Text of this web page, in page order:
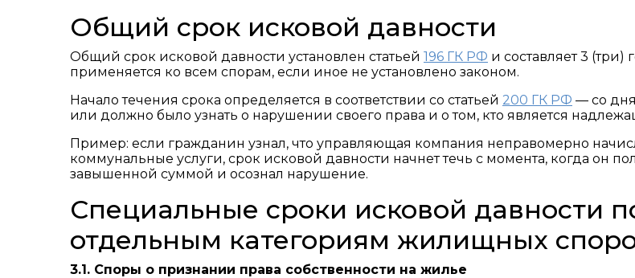
Общий срок исковой давности
Общий срок исковой давности установлен статьей 196 ГК РФ и составляет 3 (три)
применяется ко всем спорам, если иное не установлено законом.
Начало течения срока определяется в соответствии со статьей 200 ГК РФ — со
или должно было узнать о нарушении своего права и о том, кто является
Пример: если гражданин узнал, что управляющая компания неправомерно
коммунальные услуги, срок исковой давности начнет течь с момента, когда он
завышенной суммой и осознал нарушение.
Специальные сроки исковой давности
отдельным категориям жилищных
3.1. Споры о признании права собственности на жилье